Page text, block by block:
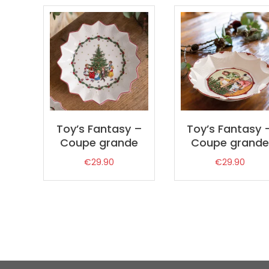
par
prix
décroissant
Toy’s Fantasy –
Coupe grande
€29.90
Toy’s Fantasy
Coupe grande
€29.90